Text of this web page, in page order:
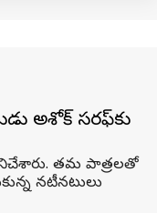
అశోక్ సరఫ్‌కు
తమ పాత్రలతో
నటీనటులు